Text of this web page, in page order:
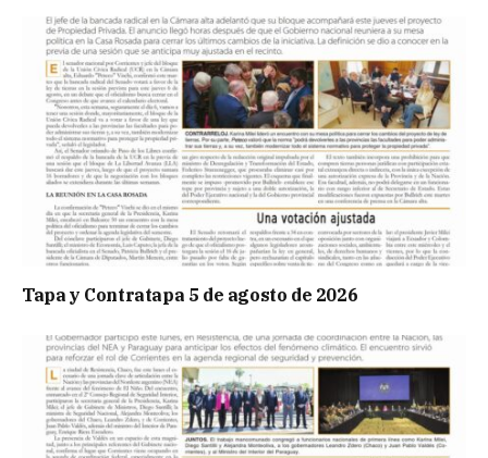
Tapa y Contratapa 5 de agosto de 2026